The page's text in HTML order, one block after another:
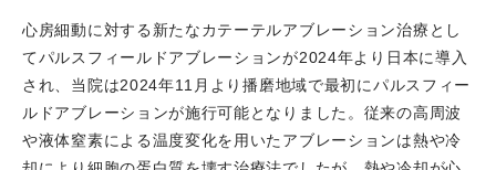
心房細動に対する新たなカテーテルアブレーション治療とし
てパルスフィールドアブレーションが2024年より日本に導入
され、当院は2024年11月より播磨地域で最初にパルスフィー
ルドアブレーションが施行可能となりました。従来の高周波
や液体窒素による温度変化を用いたアブレーションは熱や冷